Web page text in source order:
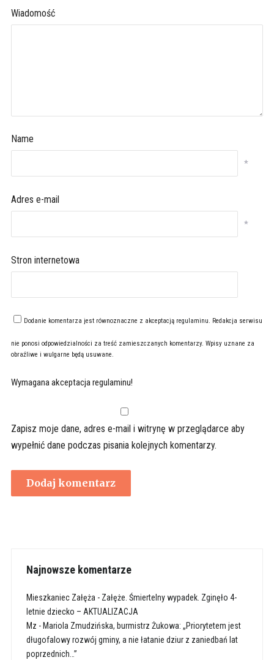
Wiadomość
Name
*
Adres e-mail
*
Stron internetowa
Dodanie komentarza jest równoznaczne z akceptacją regulaminu. Redakcja serwisu
nie ponosi odpowiedzialności za treść zamieszczanych komentarzy. Wpisy uznane za
obraźliwe i wulgarne będą usuwane.
Wymagana akceptacja regulaminu!
Zapisz moje dane, adres e-mail i witrynę w przeglądarce aby
wypełnić dane podczas pisania kolejnych komentarzy.
Najnowsze komentarze
Mieszkaniec Załęża - Załęże. Śmiertelny wypadek. Zginęło 4-
letnie dziecko – AKTUALIZACJA
Mz - Mariola Zmudzińska, burmistrz Żukowa: „Priorytetem jest
długofalowy rozwój gminy, a nie łatanie dziur z zaniedbań lat
poprzednich…”